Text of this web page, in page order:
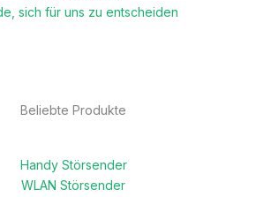
sich für uns zu entscheiden
Beliebte Produkte
Handy Störsender
WLAN Störsender